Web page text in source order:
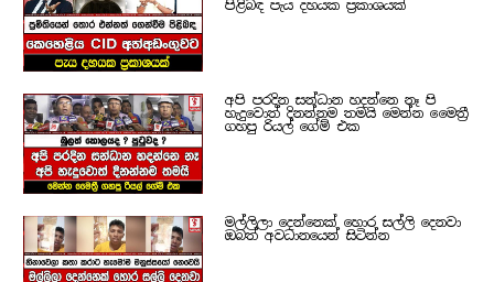
පිළිබඳ පැය දහයක ප්‍රකාශයක්
අපි පරදින සන්ධාන හදන්නෙ නෑ පි
හැදුවොත් දිනන්නම තමයි මෙන්න මෛත්‍රී
ගහපු රියල් ගේම් එක
මල්ලිලා දෙන්නෙක් හොර සල්ලි දෙනවා
ඔබත් අවධානයෙන් සිටින්න